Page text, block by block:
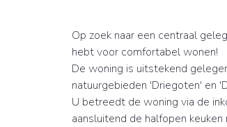
Op zoek naar een centraal
hebt voor comfortabel wonen!
De woning is uitstekend
natuurgebieden 'Driegoten' en
U betreedt de woning via de
aansluitend de halfopen